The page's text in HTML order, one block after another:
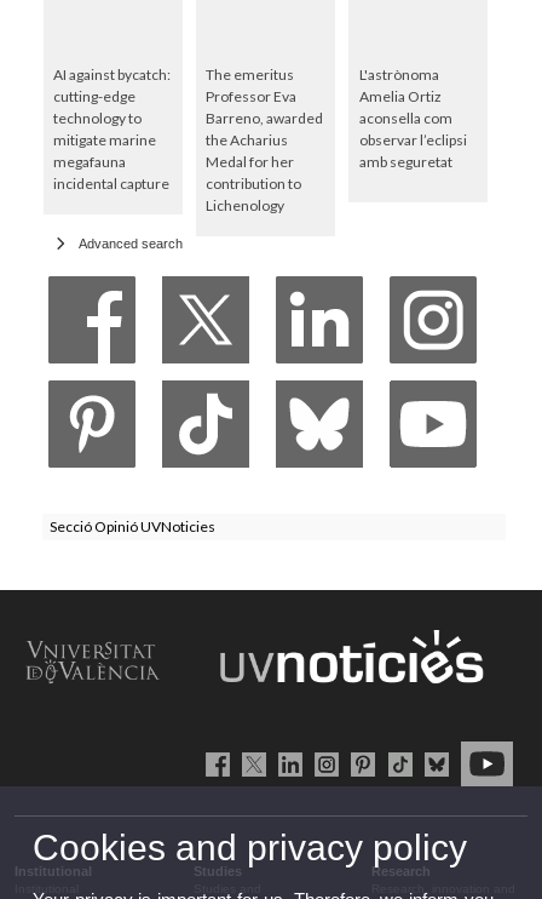
AI against bycatch:
cutting-edge
technology to
mitigate marine
megafauna
incidental capture
The emeritus
Professor Eva
Barreno, awarded
the Acharius
Medal for her
contribution to
Lichenology
L'astrònoma
Amelia Ortiz
aconsella com
observar l’eclipsi
amb seguretat
Advanced search
Secció Opinió UVNoticies
Institutional Studies Research
Cookies and privacy policy